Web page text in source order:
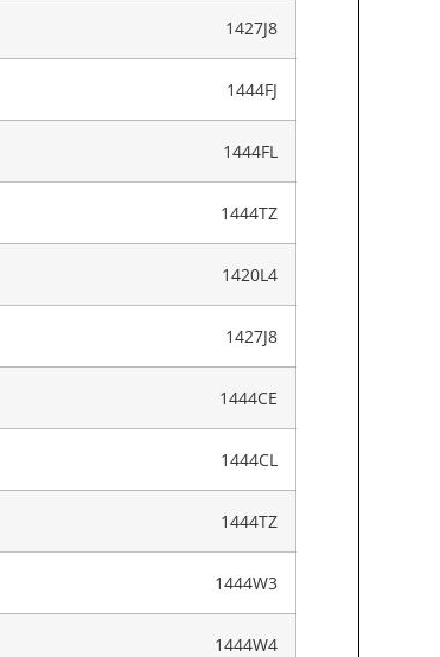
1427J8
1444FJ
1444FL
1444TZ
1420L4
1427J8
1444CE
1444CL
1444TZ
1444W3
1444W4